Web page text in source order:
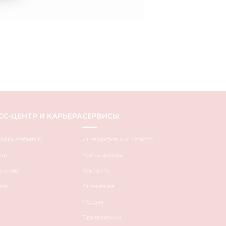
ЦЕНТР И КАРЬЕРА
событий
нас
СЕРВИСЫ
Интерактивный каталог
Найти дилера
Контакты
Аналитика
Форум
Приложения